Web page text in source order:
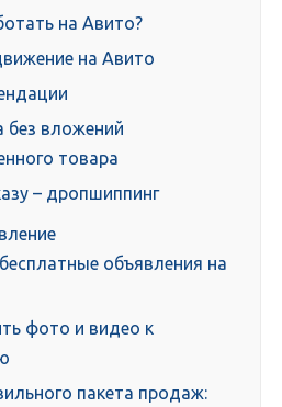
на Авито?
на Авито
без вложений
товара
– дропшиппинг
объявления на
фото и видео к
пакета продаж: